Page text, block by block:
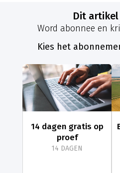
Dit
Word abonnee en
Kies het
14 dagen gratis op
proef
14 DAGEN